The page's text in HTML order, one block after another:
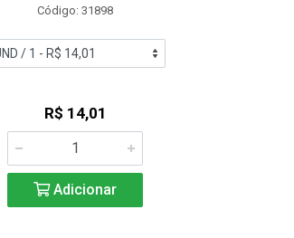
Código: 31898
R$ 14,01
Adicionar